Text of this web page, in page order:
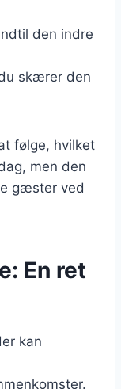
den indre
skærer den
følge, hvilket
men den
gæster ved
En ret
kan